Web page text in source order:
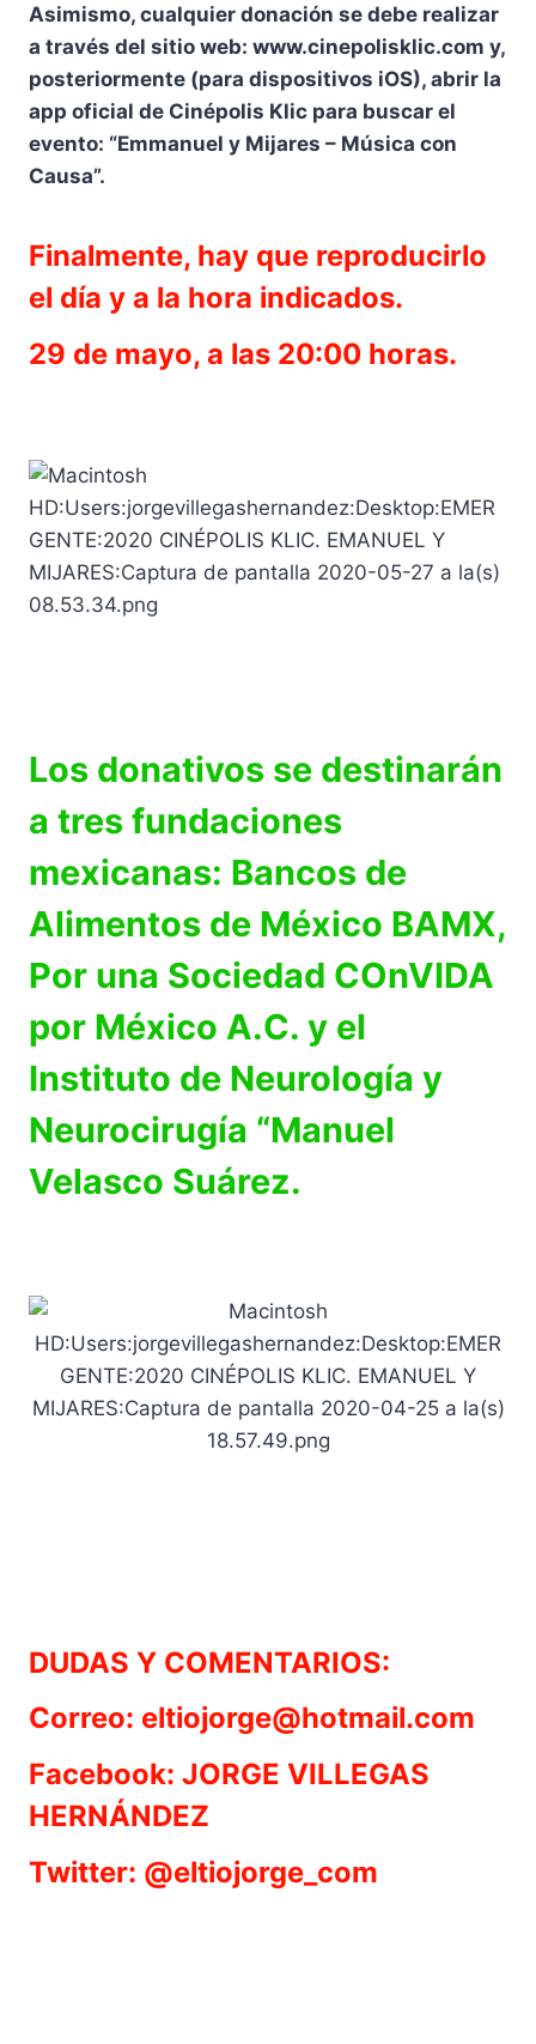
Asimismo, cualquier donación se debe realizar
a través del sitio web: www.cinepolisklic.com y,
posteriormente (para dispositivos iOS), abrir la
app oficial de Cinépolis Klic para buscar el
evento: “Emmanuel y Mijares – Música con
Causa”.
Finalmente, hay que reproducirlo
el día y a la hora indicados.
29 de mayo, a las 20:00 horas.
Los donativos se destinarán
a tres fundaciones
mexicanas: Bancos de
Alimentos de México BAMX,
Por una Sociedad COnVIDA
por México A.C. y el
Instituto de Neurología y
Neurocirugía “Manuel
Velasco Suárez.
DUDAS Y COMENTARIOS:
Correo: eltiojorge@hotmail.com
Facebook: JORGE VILLEGAS
HERNÁNDEZ
Twitter: @eltiojorge_com